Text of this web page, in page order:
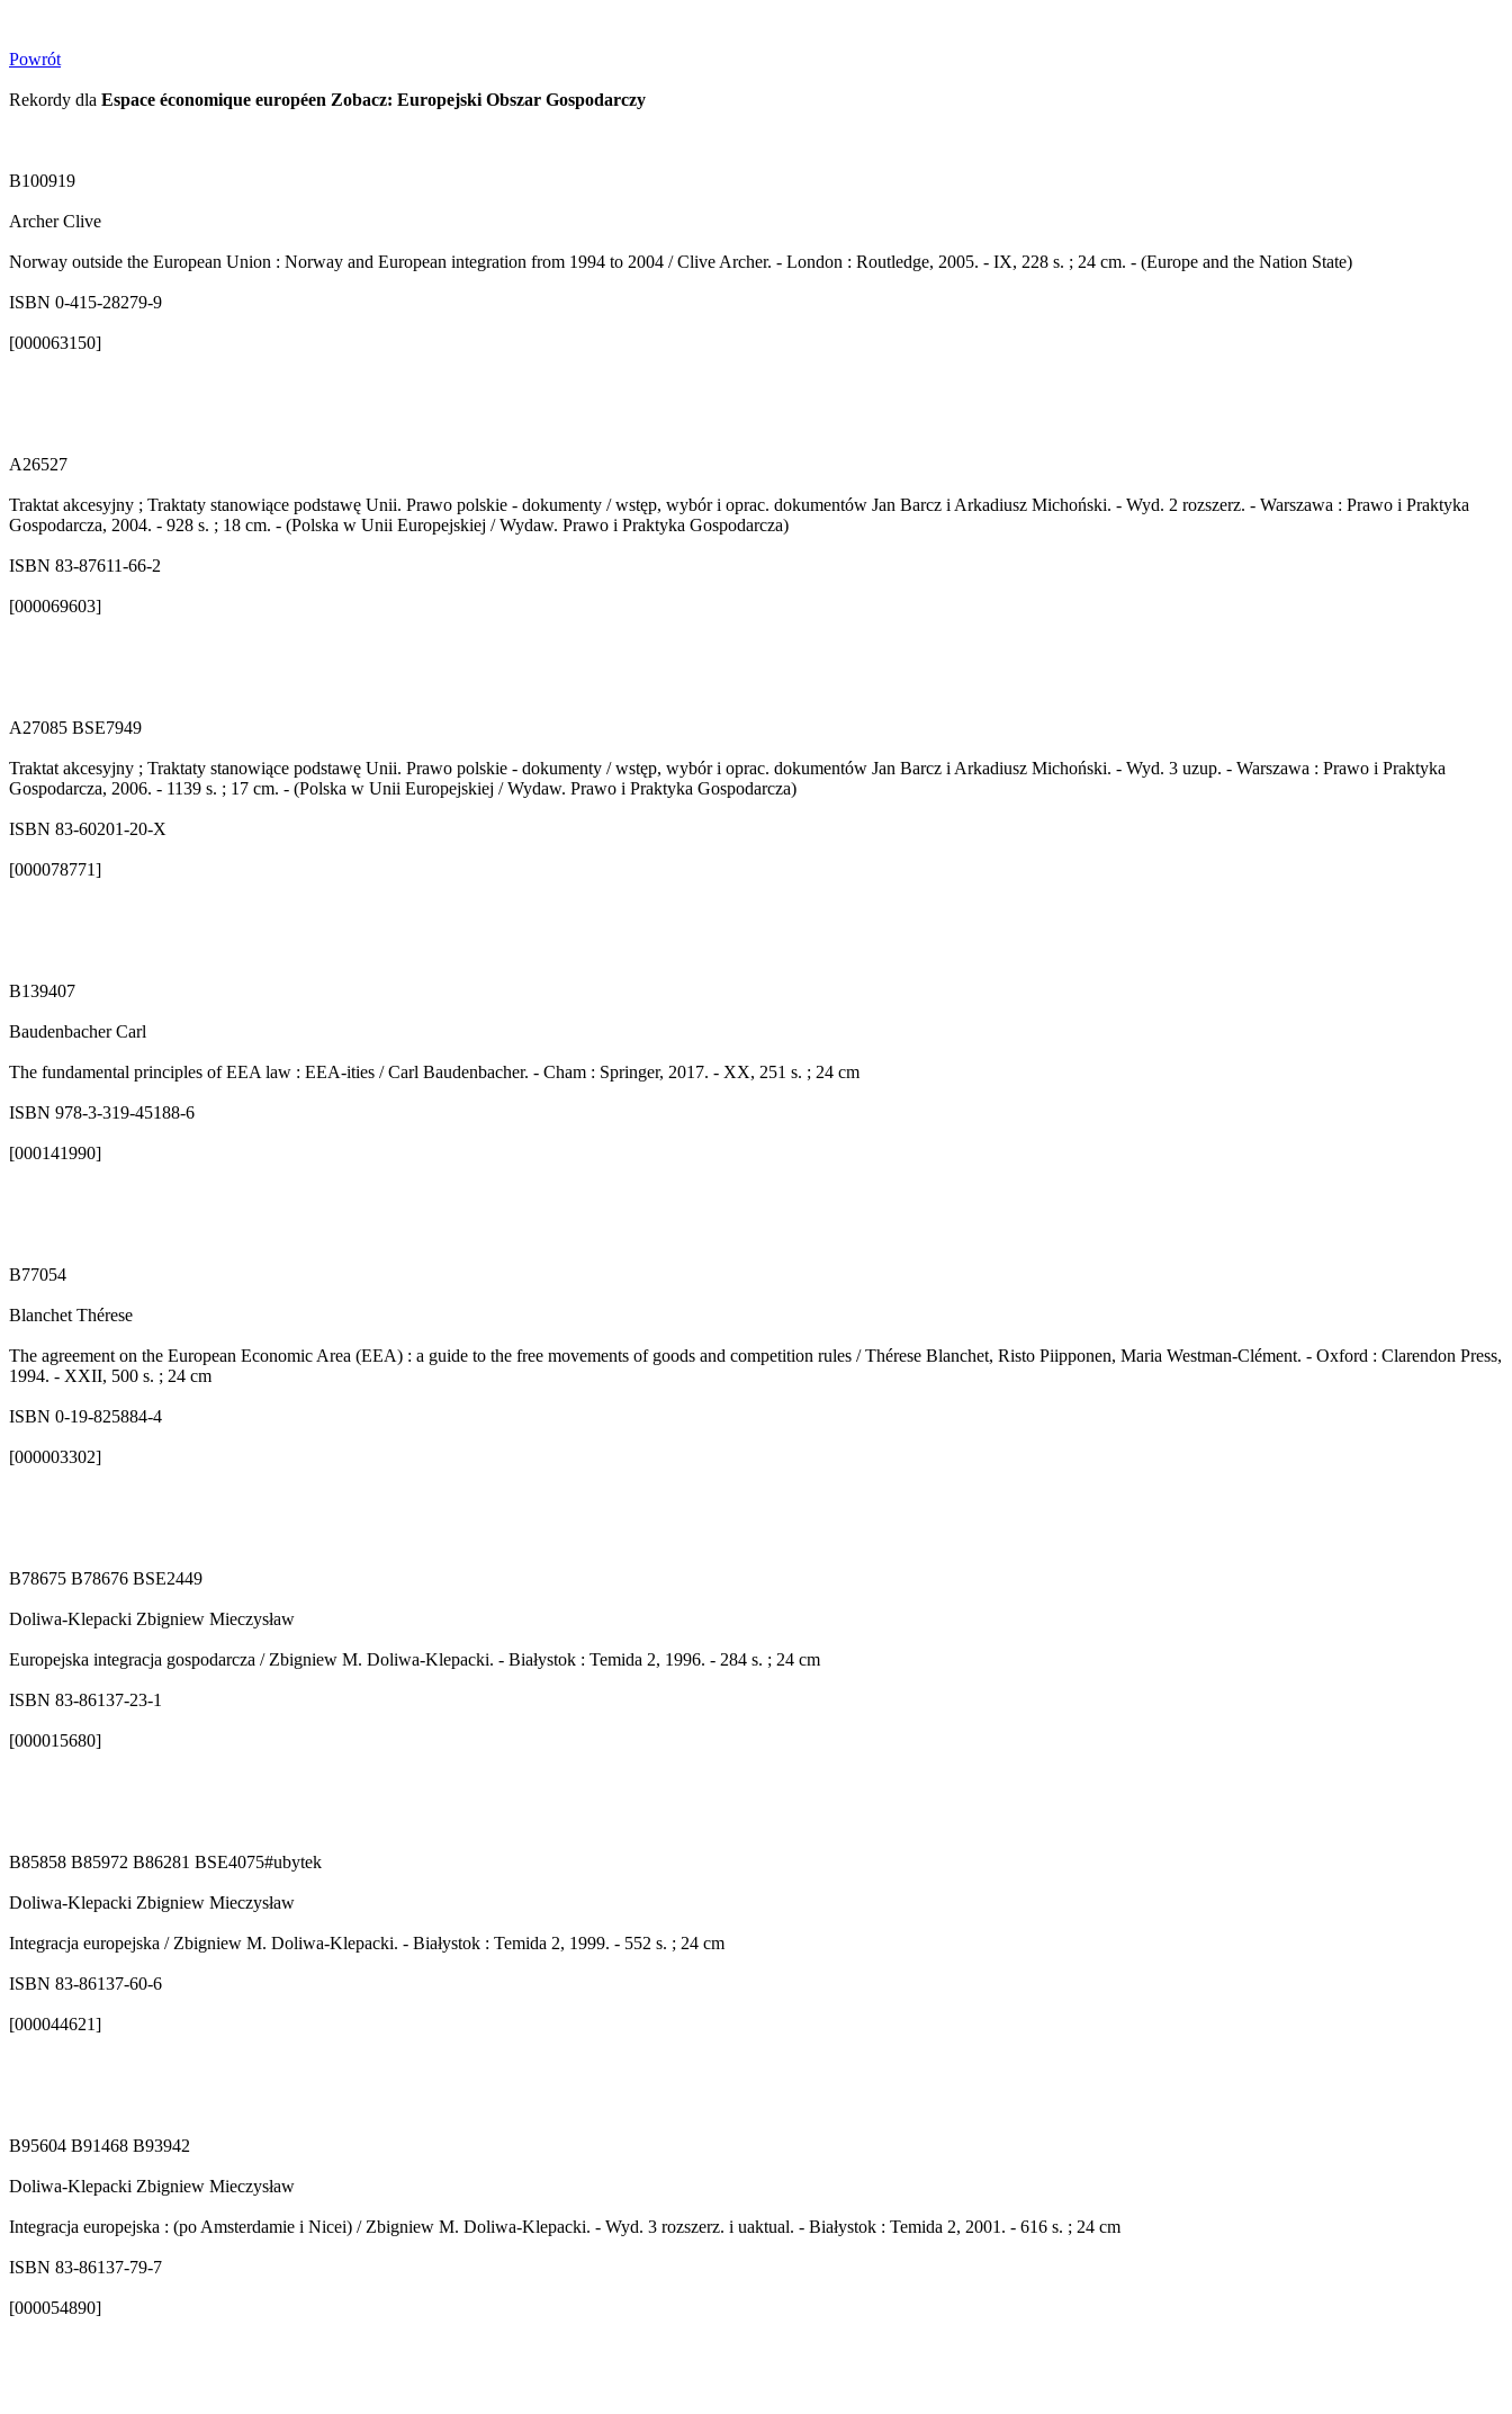
Powrót
Rekordy dla Espace économique européen Zobacz: Europejski Obszar Gospodarczy
B100919
Archer Clive
Norway outside the European Union : Norway and European integration from 1994 to 2004 / Clive Archer. - London : Routledge, 2005. - IX, 228 s. ; 24 cm. - (Europe and the Nation State)
ISBN 0-415-28279-9
[000063150]
A26527
Traktat akcesyjny ; Traktaty stanowiące podstawę Unii. Prawo polskie - dokumenty / wstęp, wybór i oprac. dokumentów Jan Barcz i Arkadiusz Michoński. - Wyd. 2 rozszerz. - Warszawa : Prawo i Praktyka
Gospodarcza, 2004. - 928 s. ; 18 cm. - (Polska w Unii Europejskiej / Wydaw. Prawo i Praktyka Gospodarcza)
ISBN 83-87611-66-2
[000069603]
A27085 BSE7949
Traktat akcesyjny ; Traktaty stanowiące podstawę Unii. Prawo polskie - dokumenty / wstęp, wybór i oprac. dokumentów Jan Barcz i Arkadiusz Michoński. - Wyd. 3 uzup. - Warszawa : Prawo i Praktyka
Gospodarcza, 2006. - 1139 s. ; 17 cm. - (Polska w Unii Europejskiej / Wydaw. Prawo i Praktyka Gospodarcza)
ISBN 83-60201-20-X
[000078771]
B139407
Baudenbacher Carl
The fundamental principles of EEA law : EEA-ities / Carl Baudenbacher. - Cham : Springer, 2017. - XX, 251 s. ; 24 cm
ISBN 978-3-319-45188-6
[000141990]
B77054
Blanchet Thérese
The agreement on the European Economic Area (EEA) : a guide to the free movements of goods and competition rules / Thérese Blanchet, Risto Piipponen, Maria Westman-Clément. - Oxford : Clarendon Press,
1994. - XXII, 500 s. ; 24 cm
ISBN 0-19-825884-4
[000003302]
B78675 B78676 BSE2449
Doliwa-Klepacki Zbigniew Mieczysław
Europejska integracja gospodarcza / Zbigniew M. Doliwa-Klepacki. - Białystok : Temida 2, 1996. - 284 s. ; 24 cm
ISBN 83-86137-23-1
[000015680]
B85858 B85972 B86281 BSE4075#ubytek
Doliwa-Klepacki Zbigniew Mieczysław
Integracja europejska / Zbigniew M. Doliwa-Klepacki. - Białystok : Temida 2, 1999. - 552 s. ; 24 cm
ISBN 83-86137-60-6
[000044621]
B95604 B91468 B93942
Doliwa-Klepacki Zbigniew Mieczysław
Integracja europejska : (po Amsterdamie i Nicei) / Zbigniew M. Doliwa-Klepacki. - Wyd. 3 rozszerz. i uaktual. - Białystok : Temida 2, 2001. - 616 s. ; 24 cm
ISBN 83-86137-79-7
[000054890]